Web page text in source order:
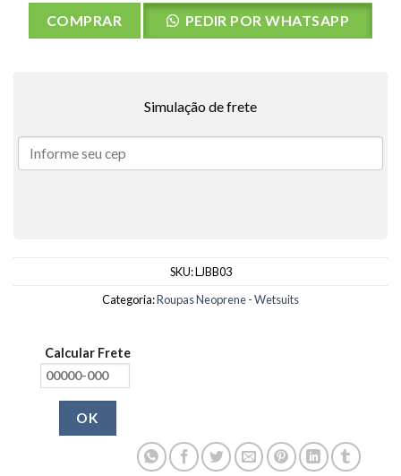
COMPRAR PEDIR POR WHATSAPP
Simulação de frete
SKU:LJBB03
Categoria:Roupas Neoprene - Wetsuits
Calcular Frete
OK